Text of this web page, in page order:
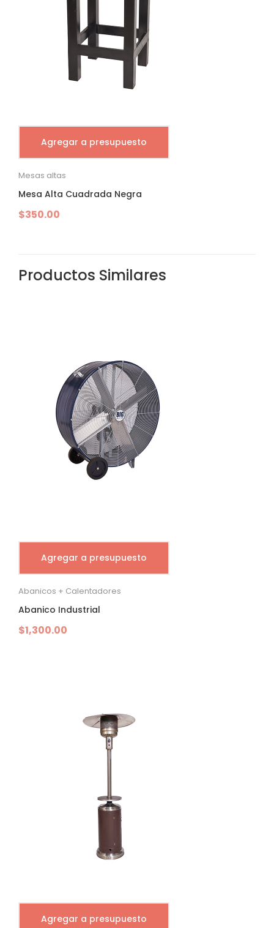
Agregar a presupuesto
Mesas altas
Mesa Alta Cuadrada Negra
$350.00
Productos Similares
Agregar a presupuesto
Abanicos + Calentadores
Abanico Industrial
$1,300.00
Agregar a presupuesto